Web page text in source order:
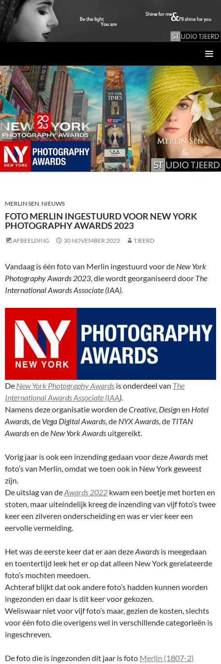
MENU
NAAR
DE
INHOUD
MERLIN SEN, NIEUWS
FOTO MERLIN INGESTUURD VOOR NEW YORK
PHOTOGRAPHY AWARDS 2023
AFBEELDING 30 NOVEMBER 2023 TJEERD
Vandaag is één foto van Merlin ingestuurd voor de New York
Photography Awards 2023, die wordt georganiseerd door The
International Awards Associate (IAA).
De New York Photography Awards is onderdeel van The
International Awards Associate (IAA)
Namens deze organisatie worden deCreative Designen Hotel
Awards , de Vega Digital Awards , de NYX Awards , de TITAN
Awardsen de New York Awards uitgereikt.
Vorig jaar is ook een inzending gedaan voor dezeAwards met
foto’s van Merlin, omdat we toen ook in New York geweest
zijn.
De uitslag van deAwards 2022 kwam een beetje met horten en
stoten, maar uiteindelijk kreeg de inzending van vijf foto’s twee
keer een zilveren onderscheiding en was er vier keer een
eervolle vermelding.
Het was de eerste keer dat er aan dezeAwards is meegedaan
en toentertijd leek het er op dat alleen New York gerelateerde
foto’s mochten meedoen.
Achteraf blijkt dat ook andere foto’s hadden kunnen worden
ingezonden en daar is dit keer voor gekozen.
Weliswaar niet voor vijf foto’s maar, gezien de kosten, slechts
voor één foto die overigens wel in verschillende categorieën is
ingeschreven.
De foto die is ingezonden dit jaar is foto Merlin (1807-2)